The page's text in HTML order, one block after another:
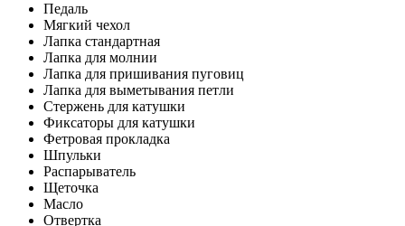
Педаль
Мягкий чехол
Лапка стандартная
Лапка для молнии
Лапка для пришивания пуговиц
Лапка для выметывания петли
Стержень для катушки
Фиксаторы для катушки
Фетровая прокладка
Шпульки
Распарыватель
Щеточка
Масло
Отвертка